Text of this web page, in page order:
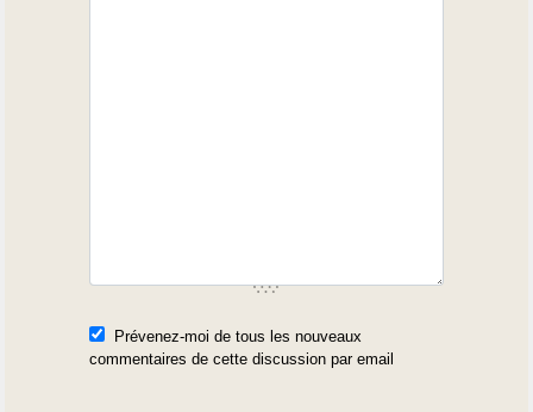
Prévenez-moi de tous les nouveaux
commentaires de cette discussion par email